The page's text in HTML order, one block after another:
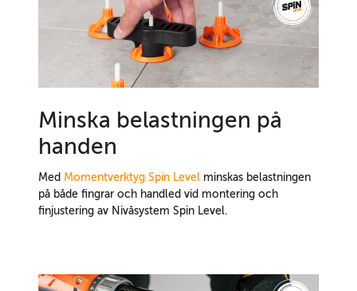
Minska belastningen på
handen
Med Momentverktyg Spin Level minskas belastningen
på både fingrar och handled vid montering och
finjustering av Nivåsystem Spin Level.